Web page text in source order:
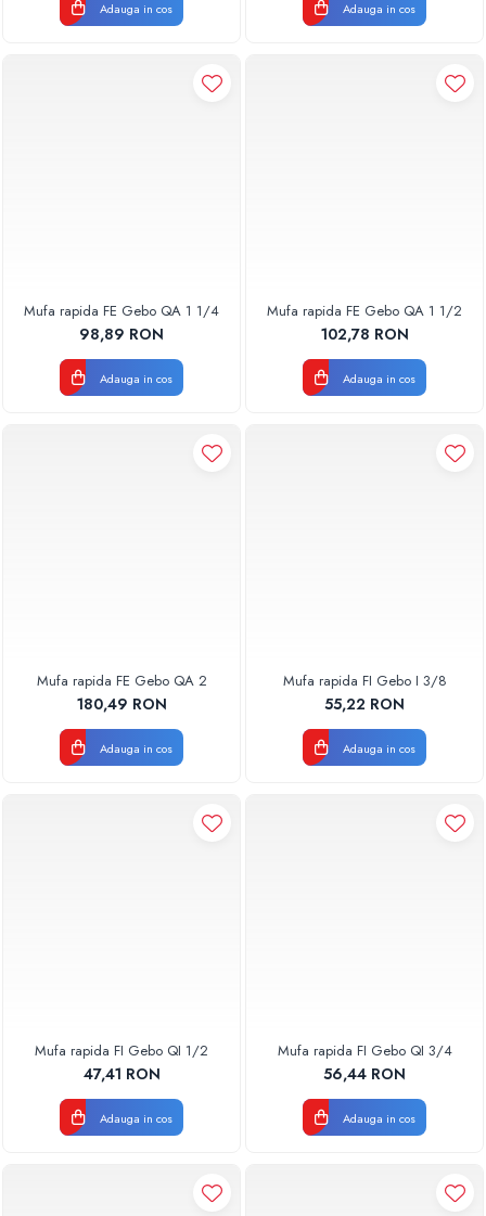
Adauga in cos Adauga in cos
Mufa rapida FE Gebo QA 1 1/4
98,89 RON
Adauga in cos
Mufa rapida FE Gebo QA 1 1/2
102,78 RON
Adauga in cos
Mufa rapida FE Gebo QA 2
180,49 RON
Adauga in cos
Mufa rapida FI Gebo I 3/8
55,22 RON
Adauga in cos
Mufa rapida FI Gebo QI 1/2
47,41 RON
Adauga in cos
Mufa rapida FI Gebo QI 3/4
56,44 RON
Adauga in cos